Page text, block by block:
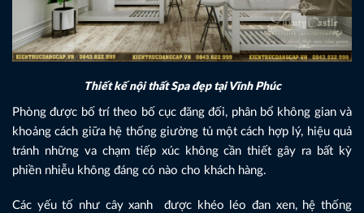
Thiết kế nội thất Spa đẹp tại Vĩnh Phúc
Phòng được bố trí theo bố cục đăng đối, phân bổ không gian và
khoảng cách giữa hệ thống giường tủ một cách hợp lý, hiệu quả
tránh những va chạm tiếp xúc không cần thiết gây ra bất kỳ
phiền nhiễu không đáng có nào cho khách hàng.
Các yếu tố như cây xanh được khéo léo đan xen, hệ thống